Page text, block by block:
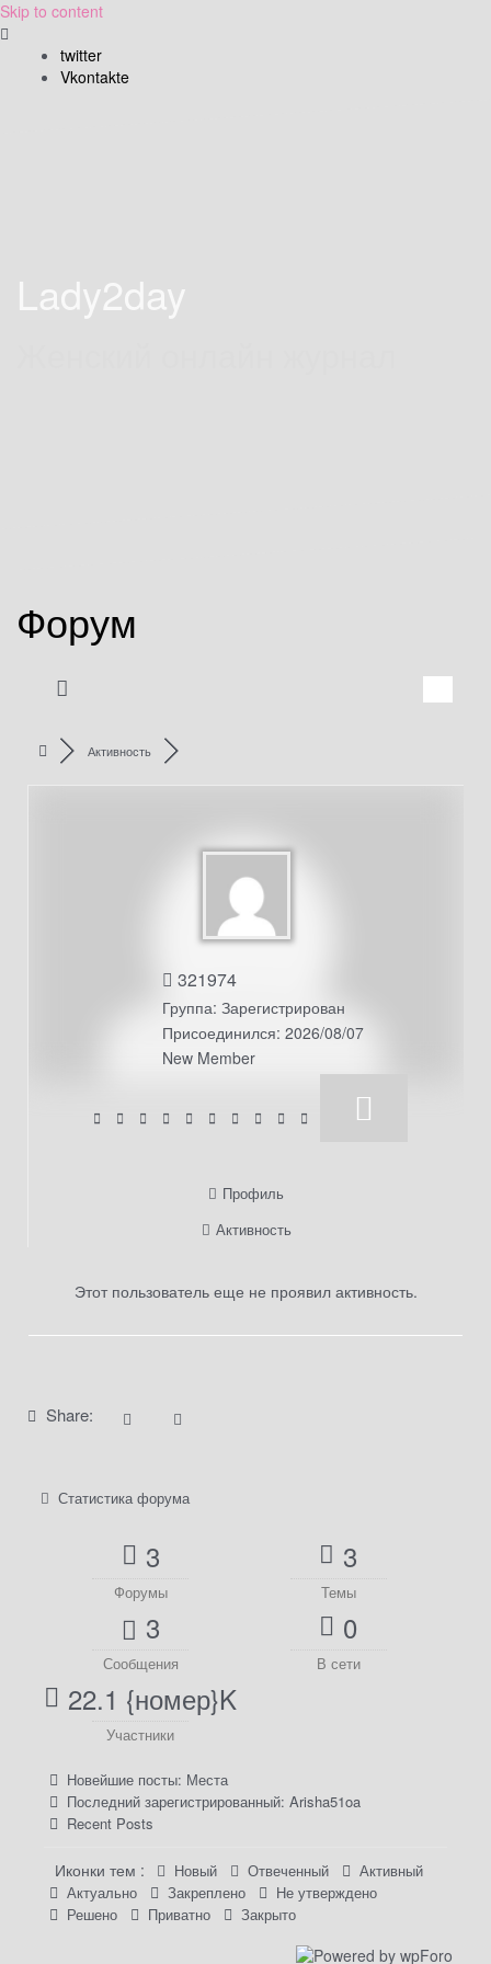
Skip to content
twitter
Vkontakte
Lady2day
Форум
Активность
321974
Группа: Зарегистрирован
Присоединился: 2026/08/07
New Member
Профиль
Активность
Этот пользователь еще не проявил активность.
Share:
Статистика форума
3
Форумы
3
Темы
3
Сообщения
0
В сети
22.1 {номер}K
Участники
Новейшие посты: Места
Последний зарегистрированный: Arisha51oa
Recent Posts
Иконки тем : Новый Отвеченный
Активный
Актуально
Закреплено
Не утверждено
Решено
Приватно Закрыто